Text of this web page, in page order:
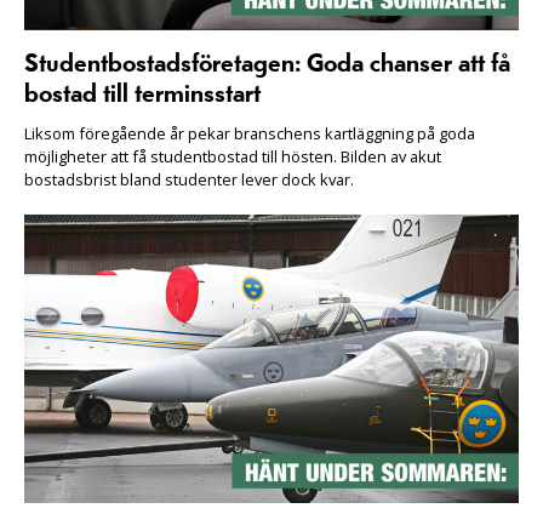
Studentbostadsföretagen: Goda chanser att få
bostad till terminsstart
Liksom föregående år pekar branschens kartläggning på goda
möjligheter att få studentbostad till hösten. Bilden av akut
bostadsbrist bland studenter lever dock kvar.